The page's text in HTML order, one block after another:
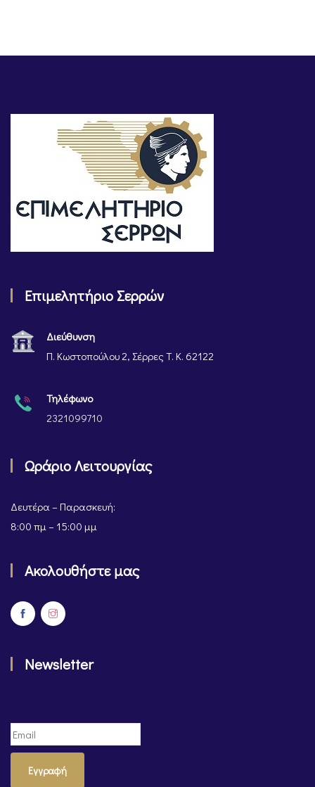
Επιμελητήριο Σερρών
Διεύθυνση
Π. Κωστοπούλου 2, Σέρρες Τ. Κ. 62122
Τηλέφωνο
2321099710
Ωράριο Λειτουργίας
Δευτέρα – Παρασκευή:
8:00 πμ – 15:00 μμ
Ακολουθήστε μας
Newsletter
Εγγραφή